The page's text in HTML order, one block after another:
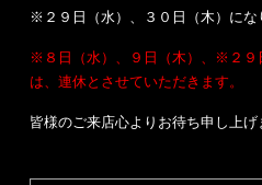
※２９日（水）、３０日（木）にな
※８日（水）、９日（木）、※２９
は、連休とさせていただきます。
皆様のご来店心よりお待ち申し上げ